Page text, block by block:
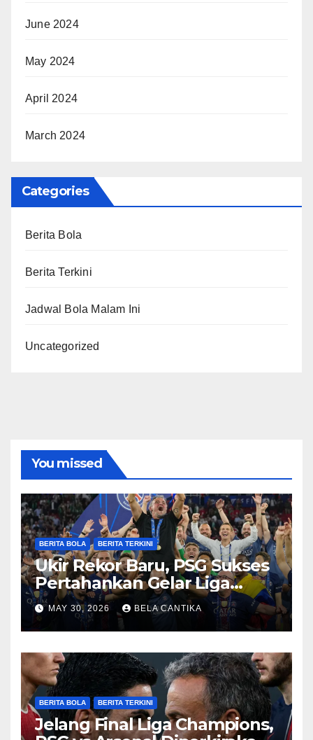
June 2024
May 2024
April 2024
March 2024
Categories
Berita Bola
Berita Terkini
Jadwal Bola Malam Ini
Uncategorized
You missed
BERITA BOLA BERITA TERKINI
Ukir Rekor Baru, PSG Sukses
Pertahankan Gelar Liga
Champions
MAY 30, 2026 BELA CANTIKA
BERITA BOLA BERITA TERKINI
Jelang Final Liga Champions,